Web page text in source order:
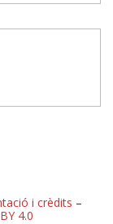
i crèdits –
4.0